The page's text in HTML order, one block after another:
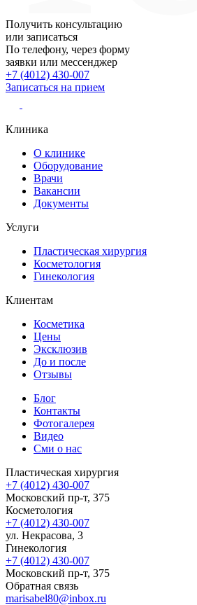
Получить консультацию
или записаться
По телефону, через форму
заявки или мессенджер
+7 (4012) 430-007
Записаться на прием
Клиника
О клинике
Оборудование
Врачи
Вакансии
Документы
Услуги
Пластическая хирургия
Косметология
Гинекология
Клиентам
Косметика
Цены
Эксклюзив
До и после
Отзывы
Блог
Контакты
Фотогалерея
Видео
Сми о нас
Пластическая хирургия
+7 (4012) 430-007
Московский пр-т, 375
Косметология
+7 (4012) 430-007
ул. Некрасова, 3
Гинекология
+7 (4012) 430-007
Московский пр-т, 375
Обратная связь
marisabel80@inbox.ru